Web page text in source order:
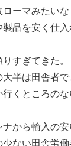
ーマみたい
品を安く仕
すぎてきた。
半は田舎者
行くところの
から輸入の
ない田舎労働